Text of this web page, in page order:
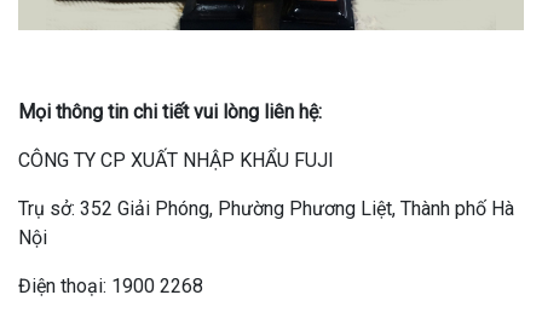
Mọi thông tin chi tiết vui lòng liên hệ:
CÔNG TY CP XUẤT NHẬP KHẨU FUJI
Trụ sở: 352 Giải Phóng, Phường Phương Liệt, Thành phố Hà
Nội
Điện thoại: 1900 2268